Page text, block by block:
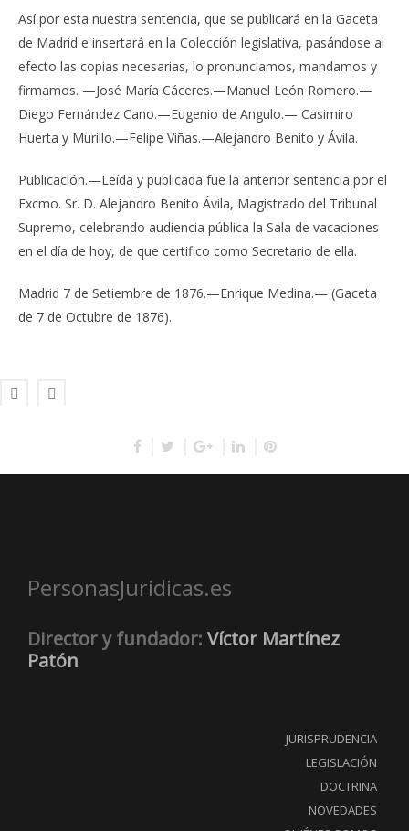
Así por esta nuestra sentencia, que se publicará en la Gaceta
de Madrid e insertará en la Colección legislativa, pasándose al
efecto las copias necesarias, lo pronunciamos, mandamos y
firmamos. —José María Cáceres.—Manuel León Romero.—
Diego Fernández Cano.—Eugenio de Angulo.— Casimiro
Huerta y Murillo.—Felipe Viñas.—Alejandro Benito y Ávila.
Publicación.—Leída y publicada fue la anterior sentencia por el
Excmo. Sr. D. Alejandro Benito Ávila, Magistrado del Tribunal
Supremo, celebrando audiencia pública la Sala de vacaciones
en el día de hoy, de que certifico como Secretario de ella.
Madrid 7 de Setiembre de 1876.—Enrique Medina.— (Gaceta
de 7 de Octubre de 1876).
PersonasJuridicas.es
Director y fundador: Víctor Martínez
Patón
JURISPRUDENCIA
LEGISLACIÓN
DOCTRINA
NOVEDADES